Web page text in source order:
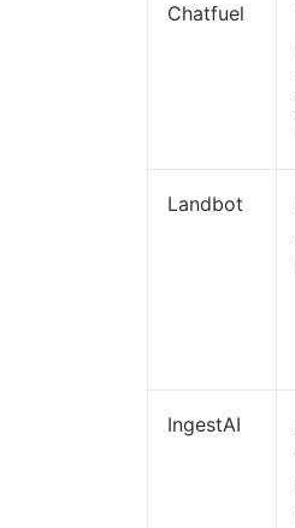
Chatfuel
Landbot
IngestAI